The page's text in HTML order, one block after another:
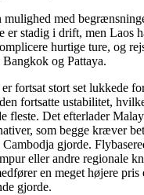
mulighed med
stadig i drift, men Laos
hurtige ture, og
og Pattaya.
fortsat stort set lukkede
fortsatte ustabilitet,
fleste. Det efterlader
som begge kræver
gjorde.
eller andre regionale
en meget højere
gjorde.